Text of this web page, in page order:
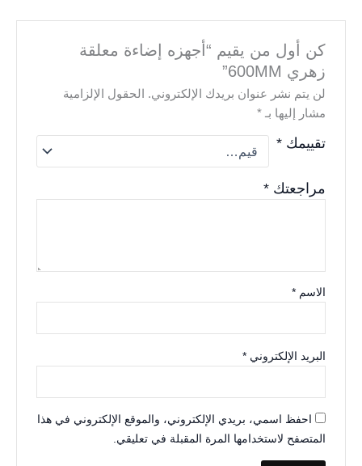
كن أول من يقيم “أجهزه إضاءة معلقة
زهري 600MM”
لن يتم نشر عنوان بريدك الإلكتروني.
الحقول الإلزامية
مشار إليها بـ*
تقييمك*
مراجعتك*
الاسم*
البريد الإلكتروني*
احفظ اسمي، بريدي الإلكتروني، والموقع الإلكتروني في هذا
المتصفح لاستخدامها المرة المقبلة في تعليقي.